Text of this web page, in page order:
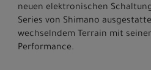
neuen elektronischen
Series von Shimano
wechselndem Terrain mit
Performance.